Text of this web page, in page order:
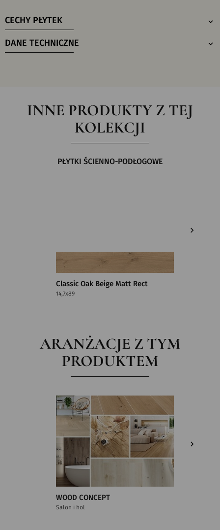
CECHY PŁYTEK
DANE TECHNICZNE
INNE PRODUKTY Z TEJ
KOLEKCJI
PŁYTKI ŚCIENNO-PODŁOGOWE
Classic Oak Beige Matt Rect
14,7x89
ARANŻACJE Z TYM
PRODUKTEM
WOOD CONCEPT
Salon i hol